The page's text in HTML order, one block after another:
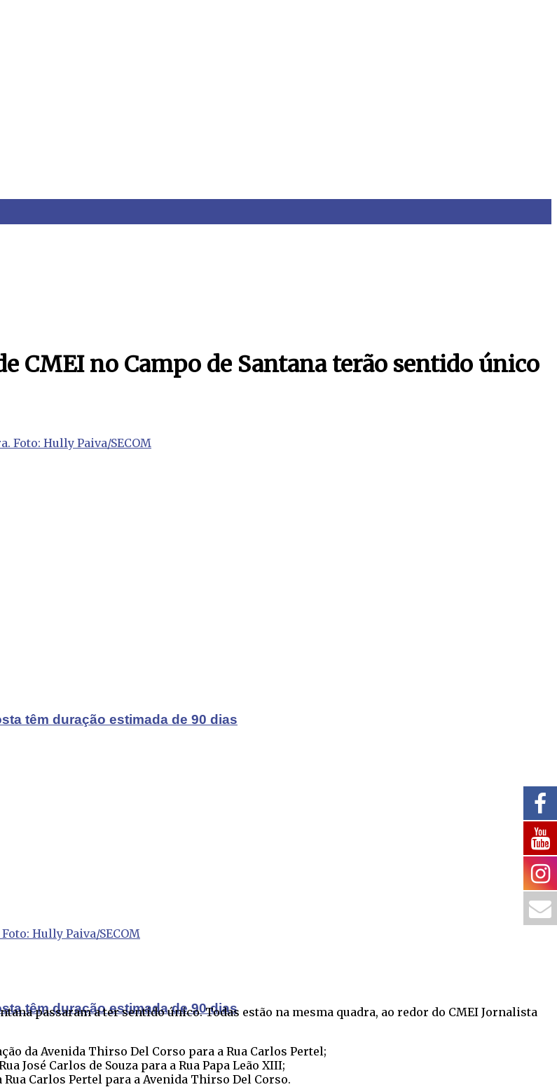
têm duração estimada de 90 dias
têm duração estimada de 90 dias
CMEI no Campo de Santana terão sentido único
Hully Paiva/SECOM
passaram a ter sentido único. Todas estão na mesma quadra, ao redor do CMEI Jornalista
da Avenida Thirso Del Corso para a Rua Carlos Pertel;
José Carlos de Souza para a Rua Papa Leão XIII;
Carlos Pertel para a Avenida Thirso Del Corso.